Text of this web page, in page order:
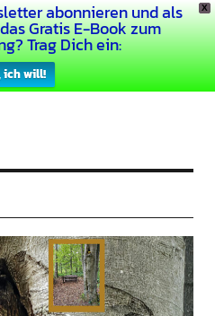
X
abonnieren und als
Gratis E-Book zum
Trag Dich ein:
ich will!